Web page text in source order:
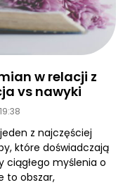
w relacji z
vs nawyki
19:38
z najczęściej
które doświadczają
ciągłego myślenia o
to obszar,